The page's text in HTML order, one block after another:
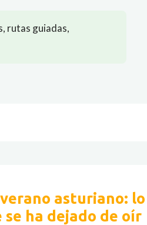
rutas guiadas,
asturiano: lo
se ha dejado de oír